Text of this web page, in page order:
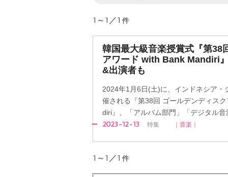
1～1／1 件
韓国最大級音楽授賞式『第38
アワード with Bank Mandiri
&出演者も
2024年1月6日(土)に、インドネシア・
催される『第38回 ゴールデンディス
diri』。「アルバム部門」「デジタル
2023-12-13 特集 ｜音楽｜
1～1／1 件